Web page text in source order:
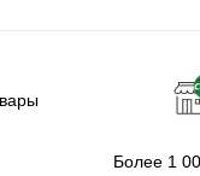
Более 1